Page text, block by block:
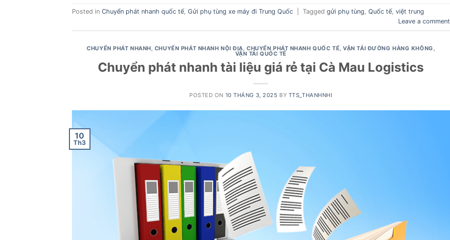
Posted in Chuyển phát nhanh quốc tế Gửi phụ tùng xe máy đi Trung Quốc Tagged gửi phụ tùng Quốc tế việt trung
Leave a comment
CHUYỂN PHÁT NHANH CHUYỂN PHÁT NHANH NỘI ĐỊA ,CHUYỂN PHÁT NHANH QUỐC TẾ ,VẬN TẢI ĐƯỜNG HÀNG KHÔNG
VẬN TẢI QUỐC TẾ
Chuyển phát nhanh tài liệu giá rẻ tại Cà Mau Logistics
POSTED ON 10 THÁNG 3, 2025 BY TTS_THANHNHI
10
Th3